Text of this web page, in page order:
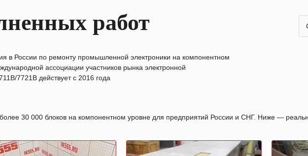
работ
в России по ремонту промышленной электроники на компонентном
ассоциации участников рынка электронной
7721B действует с 2016 года
30 000 блоков на компонентном уровне для предприятий России и СНГ. Ниже —